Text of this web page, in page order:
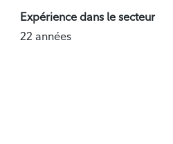
Expérience dans le secteur
22 années